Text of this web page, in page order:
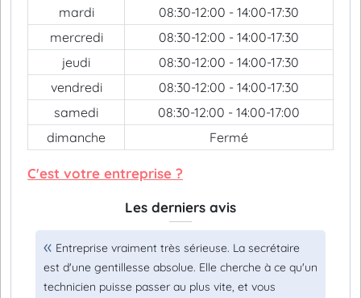
mardi
08:30-12:00 - 14:00-17:30
mercredi
08:30-12:00 - 14:00-17:30
jeudi
08:30-12:00 - 14:00-17:30
vendredi
08:30-12:00 - 14:00-17:30
samedi
08:30-12:00 - 14:00-17:00
dimanche
Fermé
C'est votre entreprise ?
Les derniers avis
Entreprise vraiment très sérieuse. La secrétaire
est d'une gentillesse absolue. Elle cherche à ce qu'un
technicien puisse passer au plus vite, et vous